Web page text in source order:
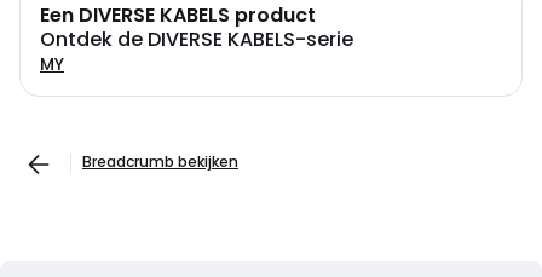
Een DIVERSE KABELS product
Ontdek de DIVERSE KABELS-serie
MY
Breadcrumb bekijken